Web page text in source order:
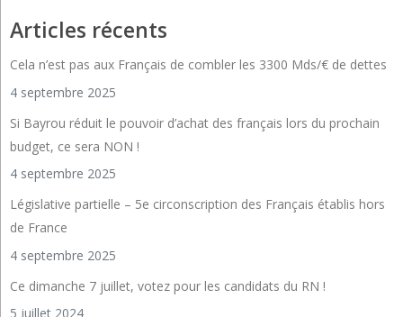
Articles récents
Cela n’est pas aux Français de combler les 3300 Mds/€ de dettes
4 septembre 2025
Si Bayrou réduit le pouvoir d’achat des français lors du prochain
budget, ce sera NON !
4 septembre 2025
Législative partielle – 5e circonscription des Français établis hors
de France
4 septembre 2025
Ce dimanche 7 juillet, votez pour les candidats du RN !
5 juillet 2024